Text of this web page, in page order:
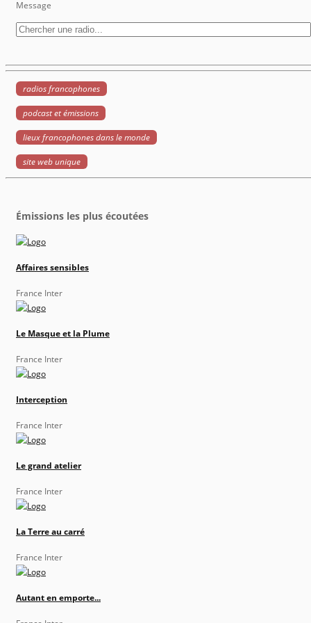
Message
radios francophones
podcast et émissions
lieux francophones dans le monde
site web unique
Émissions les plus écoutées
Affaires sensibles
France Inter
Le Masque et la Plume
France Inter
Interception
France Inter
Le grand atelier
France Inter
La Terre au carré
France Inter
Autant en emporte...